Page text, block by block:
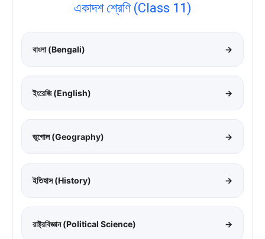
একাদশ শ্রেণি (Class 11)
বাংলা (Bengali) →
ইংরেজি (English) →
ভূগোল (Geography) →
ইতিহাস (History) →
রাষ্ট্রবিজ্ঞান (Political Science) →